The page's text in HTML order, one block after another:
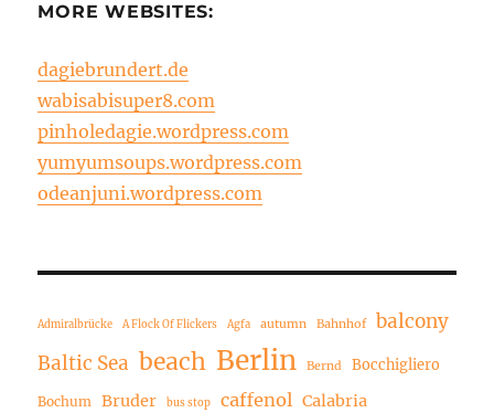
MORE WEBSITES:
dagiebrundert.de
wabisabisuper8.com
pinholedagie.wordpress.com
yumyumsoups.wordpress.com
odeanjuni.wordpress.com
Admiralbrücke A Flock Of Flickers Agfa autumn Bahnhof
balcony
Baltic Sea beach Berlin Bernd Bocchigliero
Bochum Bruder bus stop caffenol Calabria